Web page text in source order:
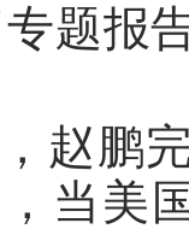
题报
鹏完
当美